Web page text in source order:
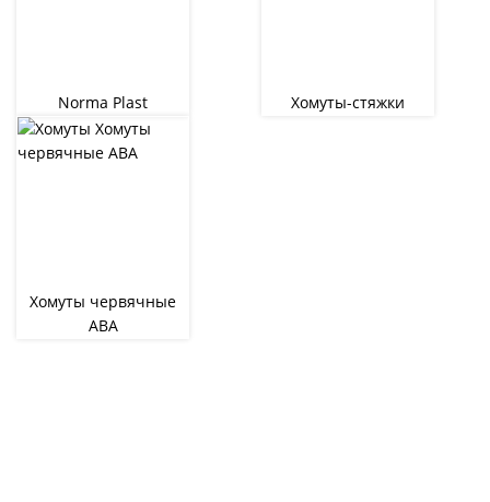
Norma Plast Хомуты-стяжки
Хомуты червячные
ABA